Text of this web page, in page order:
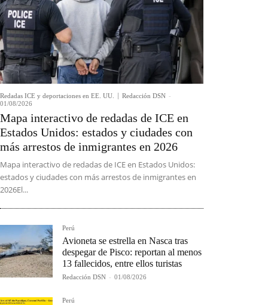
Redadas ICE y deportaciones en EE. UU. Redacción DSN -
01/08/2026
Mapa interactivo de redadas de ICE en
Estados Unidos: estados y ciudades con
más arrestos de inmigrantes en 2026
Mapa interactivo de redadas de ICE en Estados Unidos:
estados y ciudades con más arrestos de inmigrantes en
2026El...
Perú
Avioneta se estrella en Nasca tras
despegar de Pisco: reportan al menos
13 fallecidos, entre ellos turistas
Redacción DSN - 01/08/2026
Perú